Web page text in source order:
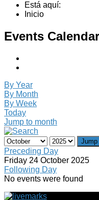
Está aquí:
Inicio
Events Calendar
By Year
By Month
By Week
Today
Jump to month
Jump
Preceding Day
Friday 24 October 2025
Following Day
No events were found